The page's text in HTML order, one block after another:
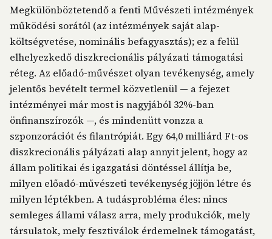
Megkülönböztetendő a fenti Művészeti intézmények
működési sorától (az intézmények saját alap-
költségvetése, nominális befagyasztás); ez a felül
elhelyezkedő diszkrecionális pályázati támogatási
réteg. Az előadó-művészet olyan tevékenység, amely
jelentős bevételt termel közvetlenül — a fejezet
intézményei már most is nagyjából 32%-ban
önfinanszírozók —, és mindenütt vonzza a
szponzorációt és filantrópiát. Egy 64,0 milliárd Ft-os
diszkrecionális pályázati alap annyit jelent, hogy az
állam politikai és igazgatási döntéssel állítja be,
milyen előadó-művészeti tevékenység jöjjön létre és
milyen léptékben. A tudásprobléma éles: nincs
semleges állami válasz arra, mely produkciók, mely
társulatok, mely fesztiválok érdemelnek támogatást,